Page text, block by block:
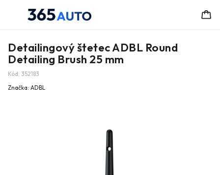
Detailingový štetec ADBL Round
Detailing Brush 25 mm
Kód: 352183
Značka: ADBL